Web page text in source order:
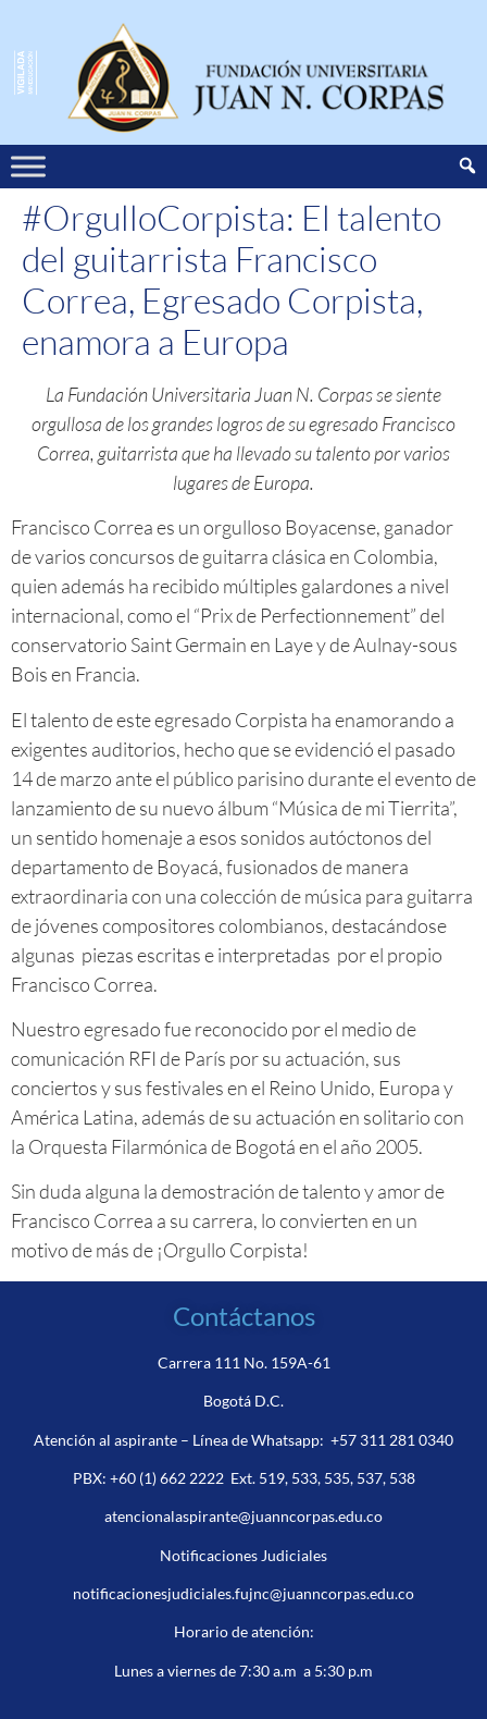
#OrgulloCorpista: El talento
del guitarrista Francisco
Correa, Egresado Corpista,
enamora a Europa
La Fundación Universitaria Juan N. Corpas se siente
orgullosa de los grandes logros de su egresado Francisco
Correa, guitarrista que ha llevado su talento por varios
lugares de Europa.
Francisco Correa es un orgulloso Boyacense, ganador
de varios concursos de guitarra clásica en Colombia,
quien además ha recibido múltiples galardones a nivel
internacional, como el “Prix de Perfectionnement” del
conservatorio Saint Germain en Laye y de Aulnay-sous
Bois en Francia.
El talento de este egresado Corpista ha enamorando a
exigentes auditorios, hecho que se evidenció el pasado
14 de marzo ante el público parisino durante el evento de
lanzamiento de su nuevo álbum “Música de mi Tierrita”,
un sentido homenaje a esos sonidos autóctonos del
departamento de Boyacá, fusionados de manera
extraordinaria con una colección de música para guitarra
de jóvenes compositores colombianos, destacándose
algunas piezas escritas e interpretadas por el propio
Francisco Correa.
Nuestro egresado fue reconocido por el medio de
comunicación RFI de París por su actuación, sus
conciertos y sus festivales en el Reino Unido, Europa y
América Latina, además de su actuación en solitario con
la Orquesta Filarmónica de Bogotá en el año 2005.
Sin duda alguna la demostración de talento y amor de
Francisco Correa a su carrera, lo convierten en un
motivo de más de ¡Orgullo Corpista!
Contáctanos
Carrera 111 No. 159A-61
Bogotá D.C.
Atención al aspirante – Línea de Whatsapp: +57 311 281 0340
PBX: +60 (1) 662 2222Ext. 519, 533, 535, 537, 538
atencionalaspirante@juanncorpas.edu.co
Notificaciones Judiciales
notificacionesjudiciales.fujnc@juanncorpas.edu.co
Horario de atención:
Lunes a viernes de 7:30 a.m a 5:30 p.m